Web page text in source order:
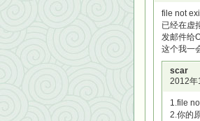
file not
已经在虚
发邮件给
这个我一
scar
2012年
1.file
2.你的